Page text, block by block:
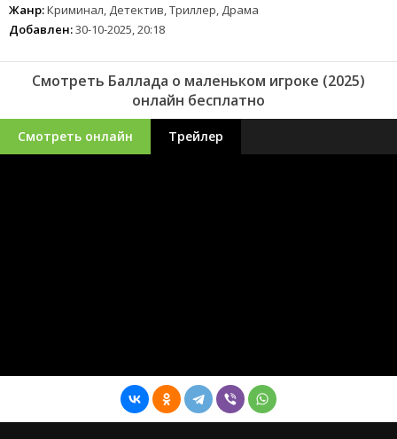
Жанр:Криминал, Детектив, Триллер, Драма
Добавлен:30-10-2025, 20:18
Смотреть Баллада о маленьком игроке (2025)
онлайн бесплатно
Смотреть онлайн Трейлер